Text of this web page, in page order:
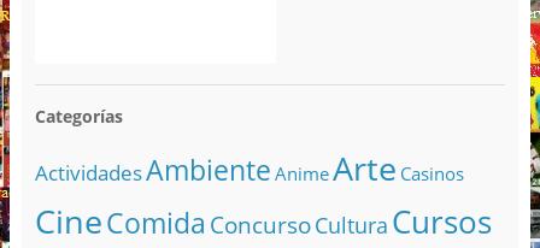
Categorías
ActividadesAmbiente AnimeArte Casinos
CineComida ConcursoCultura Cursos